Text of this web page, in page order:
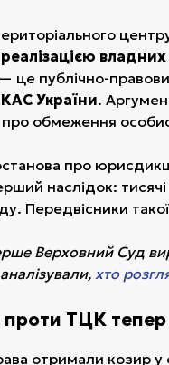
реалізацією
це публічно-
КАС України.
обмеження
про
наслідок:
Передвісники
Верховний Суд
хто
проти ТЦК тепер
отримали козир